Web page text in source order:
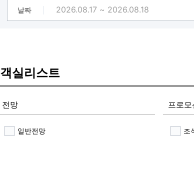
날짜
객실리스트
전망
일반전망
프로모
조